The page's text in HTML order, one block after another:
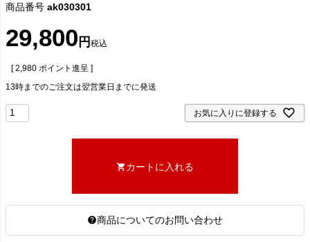
商品番号 ak030301
29,800 税込
[ 2,980 ポイント進呈 ]
13時までのご注文は翌営業日までに発送
お気に入りに登録する
カートに入れる
商品についてのお問い合わせ